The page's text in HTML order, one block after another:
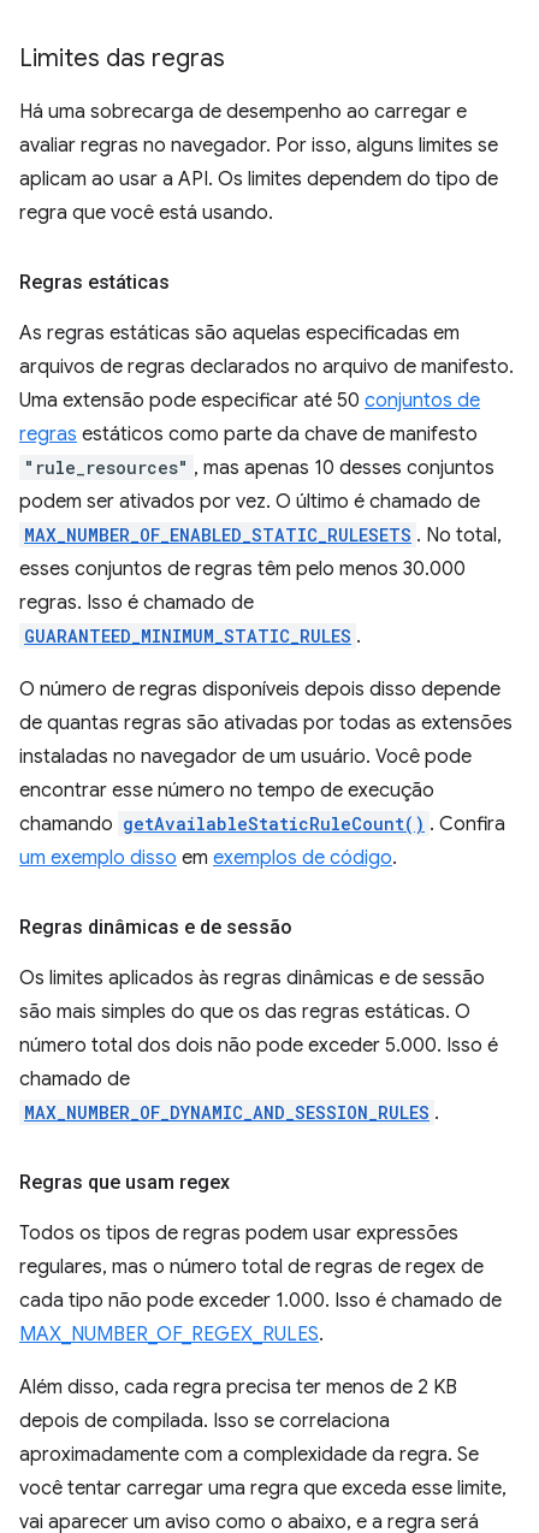
Limites das regras
Há uma sobrecarga de desempenho ao carregar e
avaliar regras no navegador. Por isso, alguns limites se
aplicam ao usar a API. Os limites dependem do tipo de
regra que você está usando.
Regras estáticas
As regras estáticas são aquelas especificadas em
arquivos de regras declarados no arquivo de manifesto.
Uma extensão pode especificar até 50 conjuntos de
regras estáticos como parte da chave de manifesto
"rule_resources" , mas apenas 10 desses conjuntos
podem ser ativados por vez. O último é chamado de
MAX_NUMBER_OF_ENABLED_STATIC_RULESETS . No total,
esses conjuntos de regras têm pelo menos 30.000
regras. Isso é chamado de
GUARANTEED_MINIMUM_STATIC_RULES .
O número de regras disponíveis depois disso depende
de quantas regras são ativadas por todas as extensões
instaladas no navegador de um usuário. Você pode
encontrar esse número no tempo de execução
chamando getAvailableStaticRuleCount() . Confira
um exemplo disso em exemplos de código.
Regras dinâmicas e de sessão
Os limites aplicados às regras dinâmicas e de sessão
são mais simples do que os das regras estáticas. O
número total dos dois não pode exceder 5.000. Isso é
chamado de
MAX_NUMBER_OF_DYNAMIC_AND_SESSION_RULES .
Regras que usam regex
Todos os tipos de regras podem usar expressões
regulares, mas o número total de regras de regex de
cada tipo não pode exceder 1.000. Isso é chamado de
MAX_NUMBER_OF_REGEX_RULES.
Além disso, cada regra precisa ter menos de 2 KB
depois de compilada. Isso se correlaciona
aproximadamente com a complexidade da regra. Se
você tentar carregar uma regra que exceda esse limite,
vai aparecer um aviso como o abaixo, e a regra será